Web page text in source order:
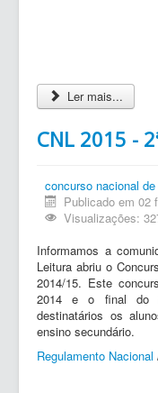
Ler mais...
CNL 2015 -
concurso nacional
Publicado em 02
Visualizações:
Informamos a
Leitura abriu o
2014/15. Este
2014 e o final do
destinatários os
ensino secundário.
Regulamento Nacional